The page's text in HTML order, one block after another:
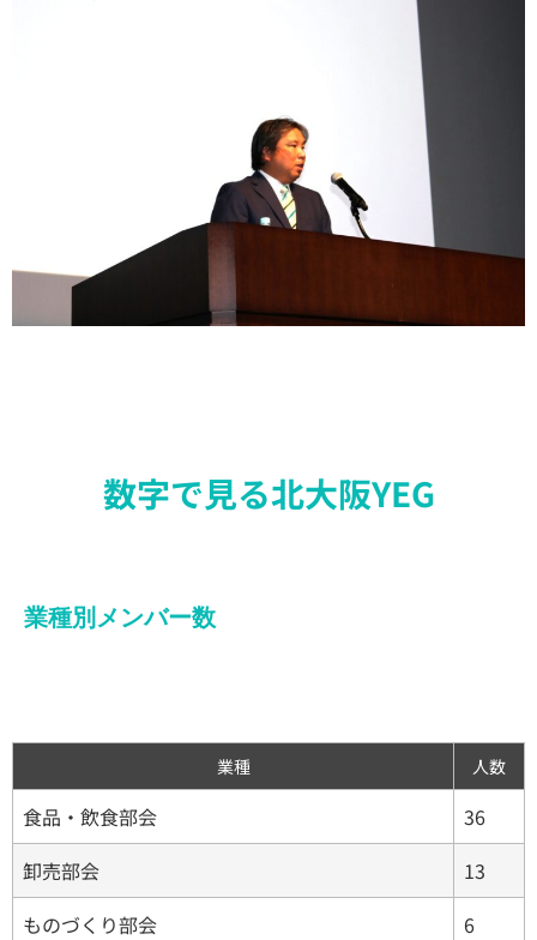
数字で見る北大阪YEG
業種別メンバー数
業種 人数
食品・飲食部会
36
卸売部会
13
ものづくり部会
6